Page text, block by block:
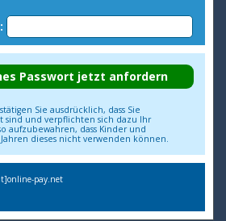
Sie ausdrücklich, dass Sie
sind und verpflichten sich dazu Ihr
aufzubewahren, dass Kinder und
dieses nicht verwenden können.
pay.net